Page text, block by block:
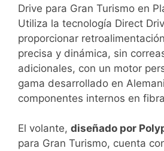
Drive para Gran Turismo en
Utiliza la tecnología Direct
proporcionar
precisa y dinámica, sin
adicionales, con un motor
gama desarrollado en
componentes internos en
El volante, diseñado por
para Gran Turismo, cuenta